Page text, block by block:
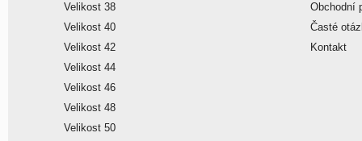
Velikost 38
Velikost 40
Velikost 42
Velikost 44
Velikost 46
Velikost 48
Velikost 50
Obchodní
Časté
Kontakt